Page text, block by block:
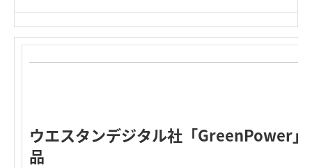
ウエスタンデジタル社「GreenPower
品